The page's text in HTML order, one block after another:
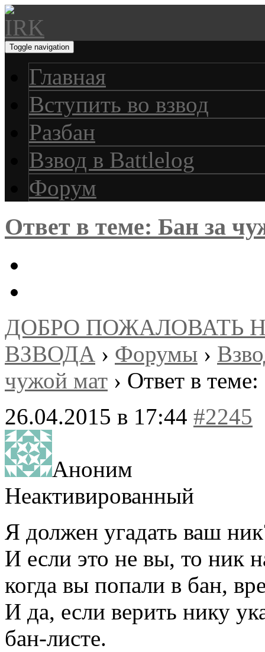
Toggle navigation
Главная
Вступить во взвод
Разбан
Взвод в Battlelog
Форум
Ответ в теме: Бан за
ДОБРО ПОЖАЛОВАТЬ
ВЗВОДА › Форумы ›
чужой мат › Ответ в
26.04.2015 в 17:44 #2245
Аноним
Неактивированный
Я должен угадать ваш
И если это не вы, то ник
когда вы попали в бан,
И да, если верить нику
бан-листе.